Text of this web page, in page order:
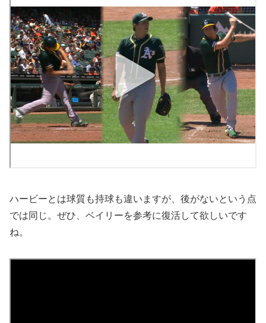
ハービーとは球質も持球も違いますが、後がないという点
では同じ。ぜひ、ベイリーを参考に復活して欲しいです
ね。